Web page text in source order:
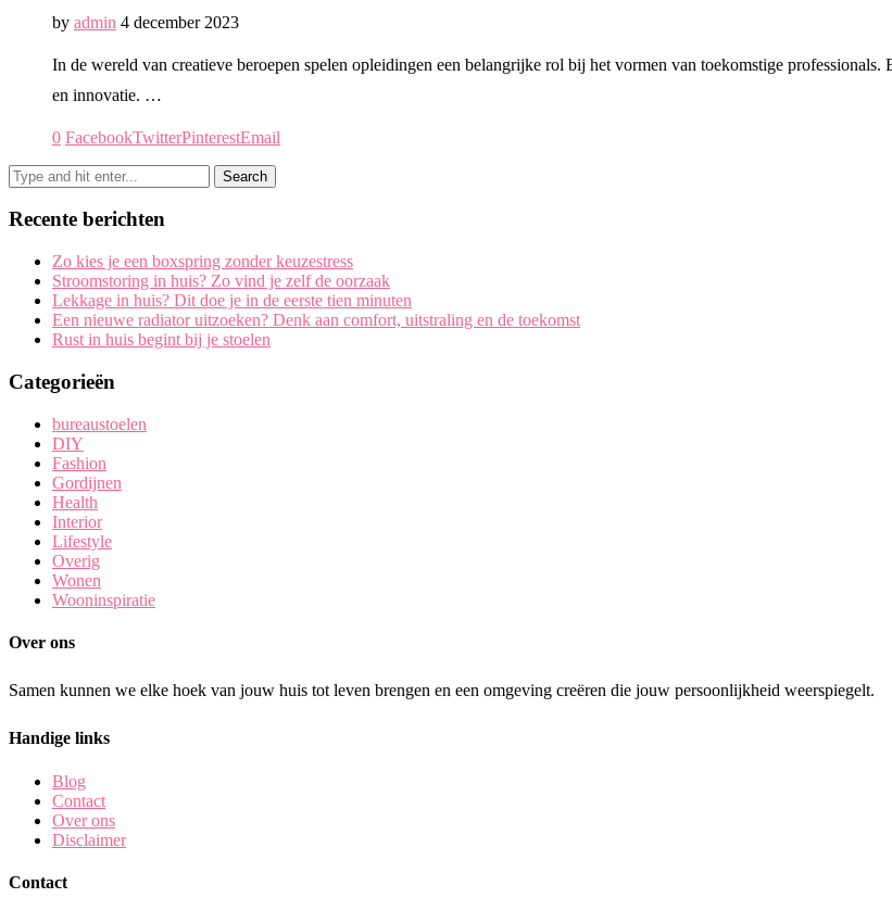
by admin 4 december 2023
In de wereld van creatieve beroepen spelen opleidingen een belangrijke rol bij het vormen van toekomstige
en innovatie. …
0 FacebookTwitterPinterestEmail
Recente berichten
Zo kies je een boxspring zonder keuzestress
Stroomstoring in huis? Zo vind je zelf de oorzaak
Lekkage in huis? Dit doe je in de eerste tien minuten
Een nieuwe radiator uitzoeken? Denk aan comfort, uitstraling en de toekomst
Rust in huis begint bij je stoelen
Categorieën
bureaustoelen
DIY
Fashion
Gordijnen
Health
Interior
Lifestyle
Overig
Wonen
Wooninspiratie
Over ons
Samen kunnen we elke hoek van jouw huis tot leven brengen en een omgeving creëren die jouw persoonlijkheid weerspiegelt.
Handige links
Blog
Contact
Over ons
Disclaimer
Contact